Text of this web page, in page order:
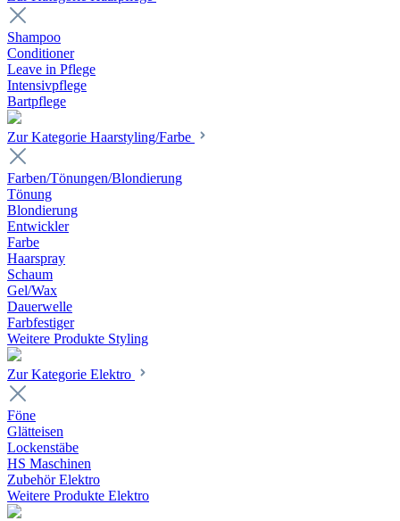
Shampoo
Conditioner
Leave in Pflege
Intensivpflege
Bartpflege
Zur Kategorie Haarstyling/Farbe
Farben/Tönungen/Blondierung
Tönung
Blondierung
Entwickler
Farbe
Haarspray
Schaum
Gel/Wax
Dauerwelle
Farbfestiger
Weitere Produkte Styling
Zur Kategorie Elektro
Föne
Glätteisen
Lockenstäbe
HS Maschinen
Zubehör Elektro
Weitere Produkte Elektro